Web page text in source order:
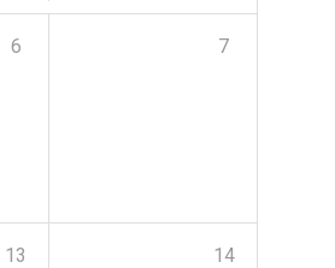
6 7
13 14